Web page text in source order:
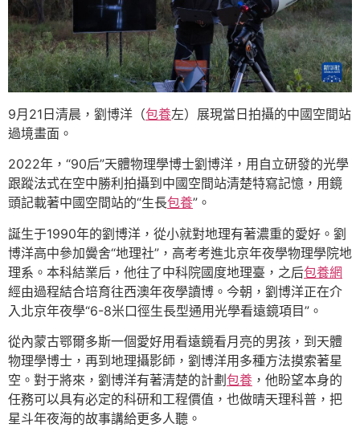
9月21日清晨，劉博洋（包養左）展現當日拍攝的中國空間站
過境畫面。
2022年，“90后”天體物理學博士劉博洋，用自立研發的光學
跟蹤法式在空中勝利拍攝到中國空間站清楚特寫記憶，用鏡
頭記載著中國空間站的“生長包養”。
誕生于1990年的劉博洋，從小就對地理有著濃重的愛好。劉
博洋高中參加黌舍“地理社”，高考考進北京年夜學物理學院地
理系。本科結業后，他往了中科院國度地理臺，之后包養網
經由過程結合培育往西澳年夜學讀博。今朝，劉博洋正在介
入北京年夜學“6-8米口徑生長型通用光學看遠鏡項目”。
從內蒙古鄂爾多斯一個愛好用看遠鏡看月亮的男孩，到天體
物理學博士，再到地理攝影師，劉博洋用多種方法摸索著星
空。對于將來，劉博洋有著清楚的計劃 包養 ，他盼望本身的
任務可以具有必定的科研和工程價值，也做晴天理科普，把
星斗年夜海的故事講給更多人聽。